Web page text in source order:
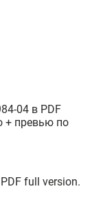
04 в PDF
+ превью по
full version.